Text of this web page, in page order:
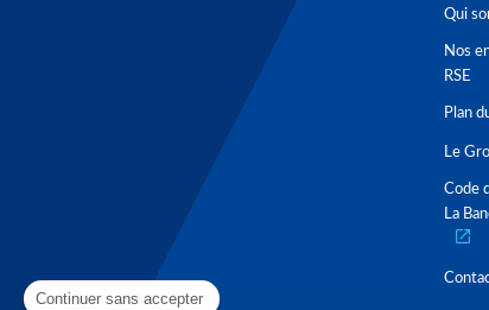
Qui
Nos
RSE
Plan
Le
Code
La
Continuer sans accepter